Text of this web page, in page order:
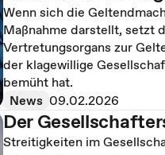
Wenn sich die
Maßnahme darstellt, setzt
Vertretungsorgans zur
der klagewillige
bemüht hat.
News 09.02.2026
Der
Streitigkeiten im